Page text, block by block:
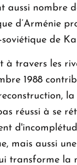
aussi nombre
d’Arménie
de
travers les
1988
réussi à se
mais aussi
transforme la